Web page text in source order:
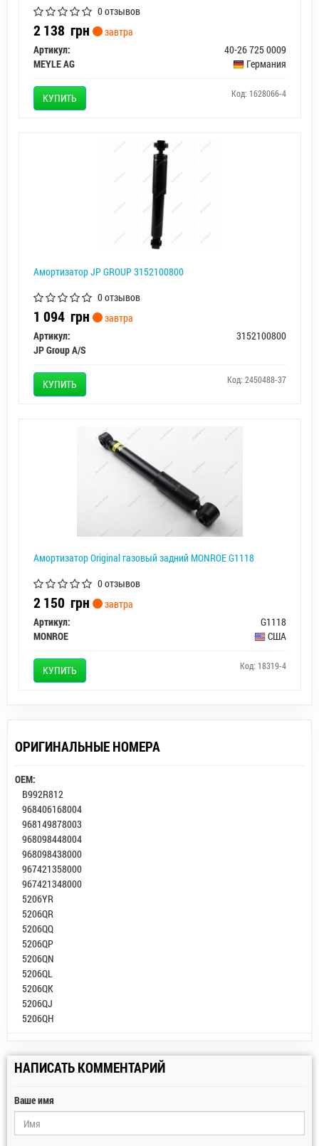
0 отзывов
2 138 грн
завтра
Артикул:
40-26 725 0009
MEYLE AG
Германия
КУПИТЬ Код: 1628066-4
Амортизатор JP GROUP 3152100800
0 отзывов
1 094 грн
завтра
Артикул:
3152100800
JP Group A/S
КУПИТЬ Код: 2450488-37
Амортизатор Original газовый задний MONROE G1118
0 отзывов
2 150 грн
завтра
Артикул:
G1118
MONROE
США
КУПИТЬ Код: 18319-4
ОРИГИНАЛЬНЫЕ НОМЕРА
OEM:
B992R812
968406168004
968149878003
968098448004
968098438000
967421358000
967421348000
5206YR
5206QR
5206QQ
5206QP
5206QN
5206QL
5206QK
5206QJ
5206QH
НАПИСАТЬ КОММЕНТАРИЙ
Ваше имя